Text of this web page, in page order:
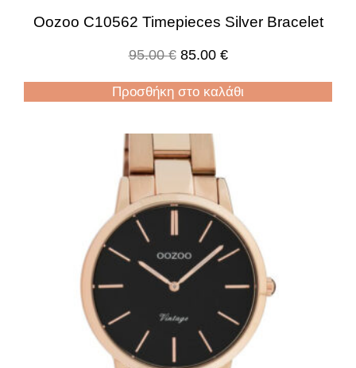
Oozoo C10562 Timepieces Silver Bracelet
95.00€ 85.00 €
Προσθήκη στο καλάθι